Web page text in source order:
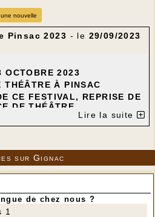
nouvelle
Pinsac 2023 - le 29/09/2023
OCTOBRE 2023
THÉÂTRE À PINSAC
CE FESTIVAL, REPRISE DE
DE THÉÂTRE
UN MOULIN À VENT"
MOULIN À... PAROLES"
---
Lire la suite
sur Gignac
de chez nous ?
1